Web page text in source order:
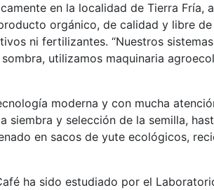
en la localidad de Tierra Fría,
orgánico, de calidad y libre
ni fertilizantes. “Nuestros
utilizamos maquinaria
moderna y con mucha
siembra y selección de la semilla,
en sacos de yute ecológicos,
ha sido estudiado por el